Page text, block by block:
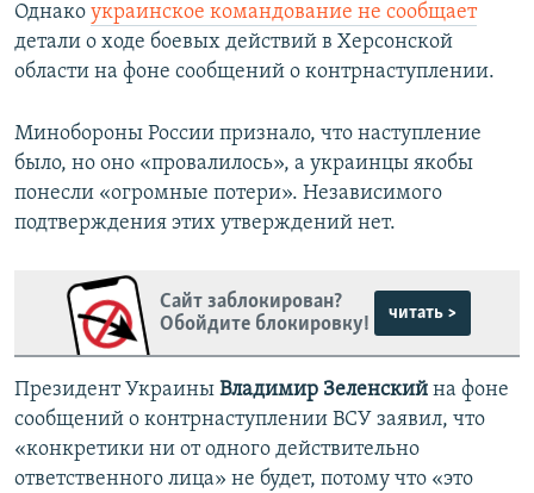
Однако украинское командование не сообщает
детали о ходе боевых действий в Херсонской
области на фоне сообщений о контрнаступлении.
Минобороны России признало, что наступление
было, но оно «провалилось», а украинцы якобы
понесли «огромные потери». Независимого
подтверждения этих утверждений нет.
Сайт заблокирован?
Обойдите блокировку!
читать >
Президент Украины Владимир Зеленский на фоне
сообщений о контрнаступлении ВСУ заявил, что
«конкретики ни от одного действительно
ответственного лица» не будет, потому что «это